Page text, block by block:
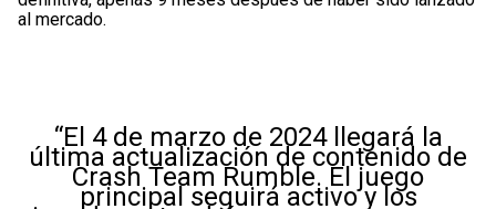
al mercado.
“El 4 de marzo de 2024 llegará la
última actualización de contenido de
Crash Team Rumble. El juego
principal seguirá activo y los